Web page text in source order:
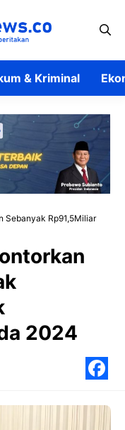
& Kriminal
Sebanyak Rp91,5Miliar
2024